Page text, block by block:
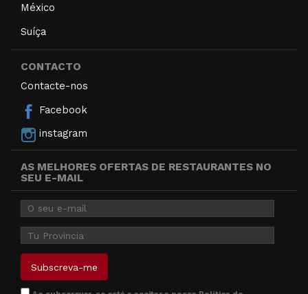
México
Suíça
CONTACTO
Contacte-nos
Facebook
instagram
AS MELHORES OFERTAS DE RESTAURANTES NO
SEU E-MAIL